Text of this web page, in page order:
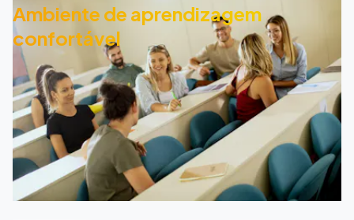
Ambiente de aprendizagem
confortável